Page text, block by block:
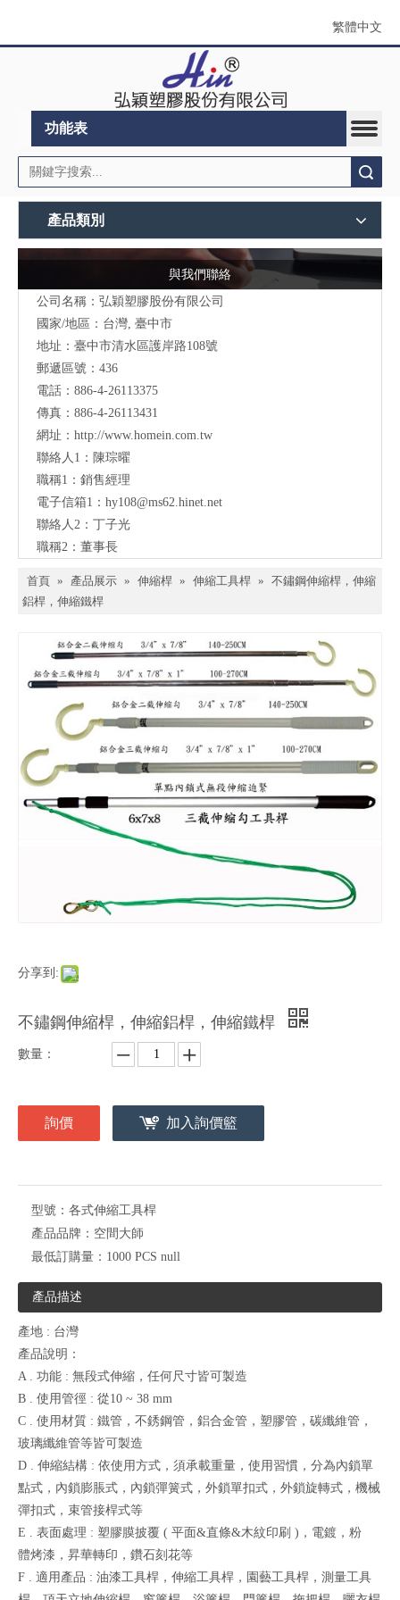
繁體中文
功能表
產品類別
與我們聯絡
公司名稱：弘穎塑膠股份有限公司
國家/地區：台灣, 臺中市
地址：臺中市清水區護岸路108號
郵遞區號：436
電話：886-4-26113375
傳真：886-4-26113431
網址： http://www.homein.com.tw
聯絡人1：陳琮曜
職稱1：銷售經理
電子信箱1： hy108@ms62.hinet.net
聯絡人2：丁子光
職稱2：董事長
首頁 » 產品展示 » 伸縮桿 » 伸縮工具桿 » 不鏽鋼伸縮桿，伸縮
鋁桿，伸縮鐵桿
分享到:
不鏽鋼伸縮桿，伸縮鋁桿，伸縮鐵桿
數量：
詢價 加入詢價籃
型號： 各式伸縮工具桿
產品品牌： 空間大師
最低訂購量： 1000 PCS null
產品描述
產地 : 台灣
產品說明：
A . 功能 : 無段式伸縮，任何尺寸皆可製造
B . 使用管徑 : 從10 ~ 38 mm
C . 使用材質 : 鐵管，不銹鋼管，鋁合金管，塑膠管，碳纖維管，
玻璃纖維管等皆可製造
D . 伸縮結構 : 依使用方式，須承載重量，使用習慣，分為內鎖單
點式，內鎖膨脹式，內鎖彈簧式，外鎖單扣式，外鎖旋轉式，機械
彈扣式，束管接桿式等
E . 表面處理 : 塑膠膜披覆 ( 平面&直條&木紋印刷 )，電鍍，粉
體烤漆，昇華轉印，鑽石刻花等
F . 適用產品 : 油漆工具桿，伸縮工具桿，園藝工具桿，測量工具